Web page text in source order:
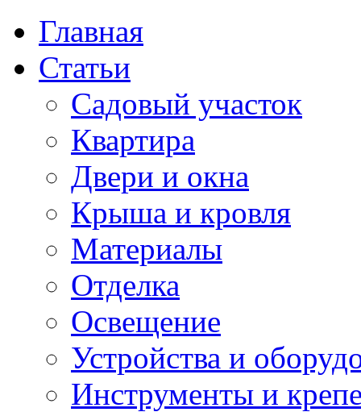
Главная
Статьи
Садовый участок
Квартира
Двери и окна
Крыша и кровля
Материалы
Отделка
Освещение
Устройства и
Инструменты и